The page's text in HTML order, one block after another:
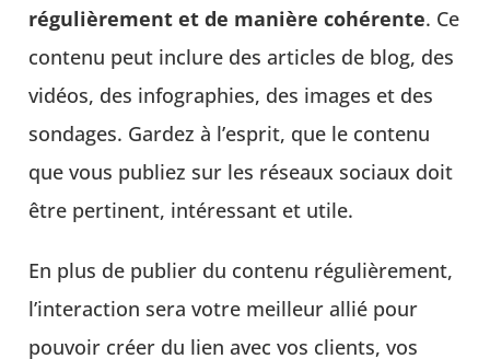
régulièrement et de manière cohérente. Ce
contenu peut inclure des articles de blog, des
vidéos, des infographies, des images et des
sondages. Gardez à l’esprit, que le contenu
que vous publiez sur les réseaux sociaux doit
être pertinent, intéressant et utile.
En plus de publier du contenu régulièrement,
l’interaction sera votre meilleur allié pour
pouvoir créer du lien avec vos clients, vos